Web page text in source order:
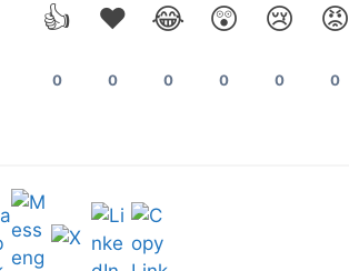
👍
0
❤️
0
😂
0
😲
0
😢
0
😡
0